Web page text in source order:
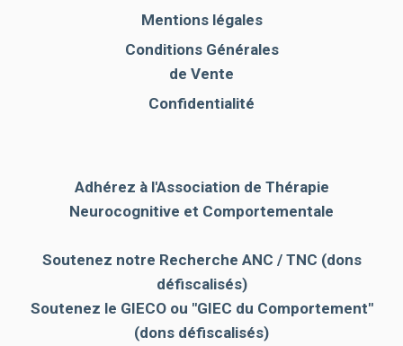
Mentions légales
Conditions Générales
de Vente
Confidentialité
Adhérez à l'Association de Thérapie
Neurocognitive et Comportementale
Soutenez notre Recherche ANC / TNC (dons
défiscalisés)
Soutenez le GIECOou "GIEC du Comportement"
(dons défiscalisés)